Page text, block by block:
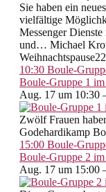
Sie haben ein
vielfältige
Messenger
und… Michael
10:30 Boule-
Boule-Gruppe 1
Aug. 17 um 10:30
Zwölf Frauen
Godehardikamp
15:00 Boule-
Boule-Gruppe 2
Aug. 17 um 15:00